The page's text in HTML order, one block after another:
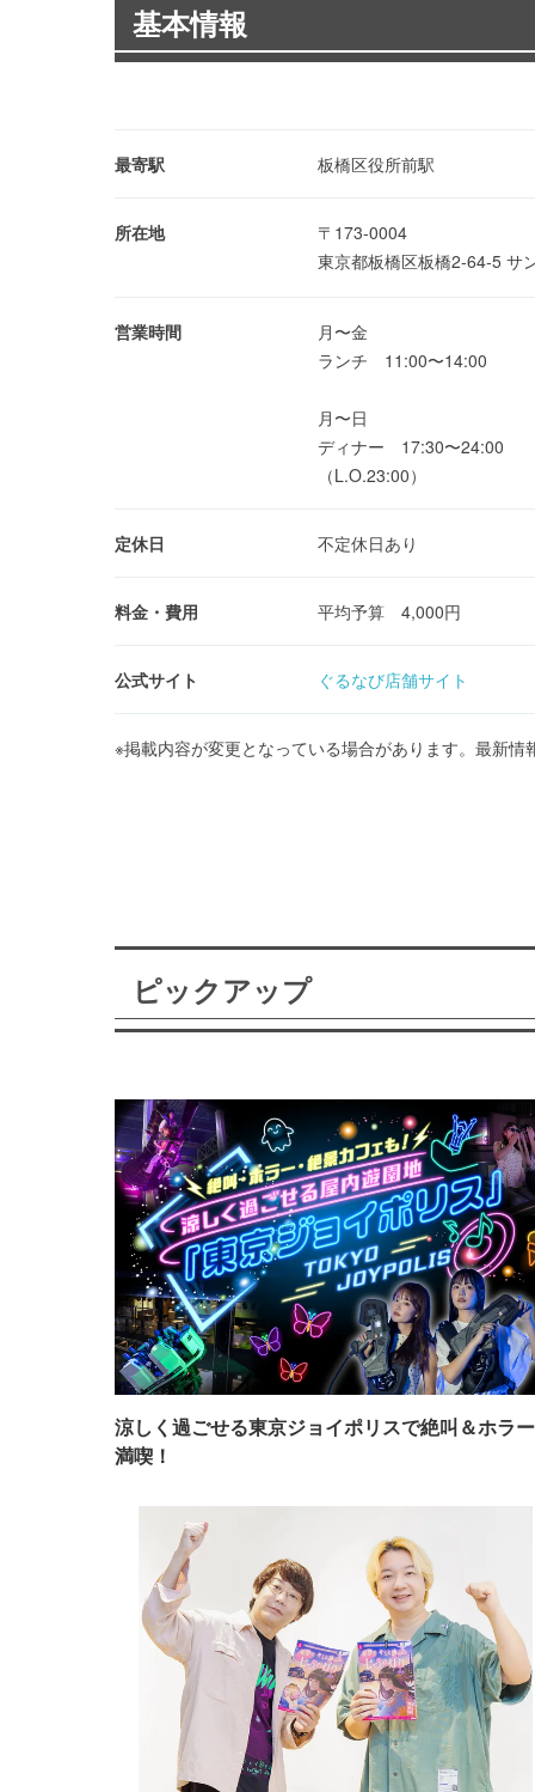
基本情報
最寄駅 板橋区役所前駅
所在地
〒173-0004
東京都板橋区板橋2-64-5 サ
営業時間
月〜金
ランチ 11:00〜14:00
月〜日
ディナー 17:30〜24:00
（L.O.23:00）
定休日 不定休日あり
料金・費用 平均予算 4,000円
公式サイト ぐるなび店舗サイト
※掲載内容が変更となっている場合があります。最新情
ピックアップ
涼しく過ごせる東京ジョイポリスで絶叫＆ホラ
満喫！